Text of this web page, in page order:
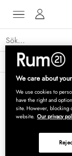
Få 15 % rabatt på
We care about
We use cookies to
have the right and
site. However, blocking
website. Our privacy